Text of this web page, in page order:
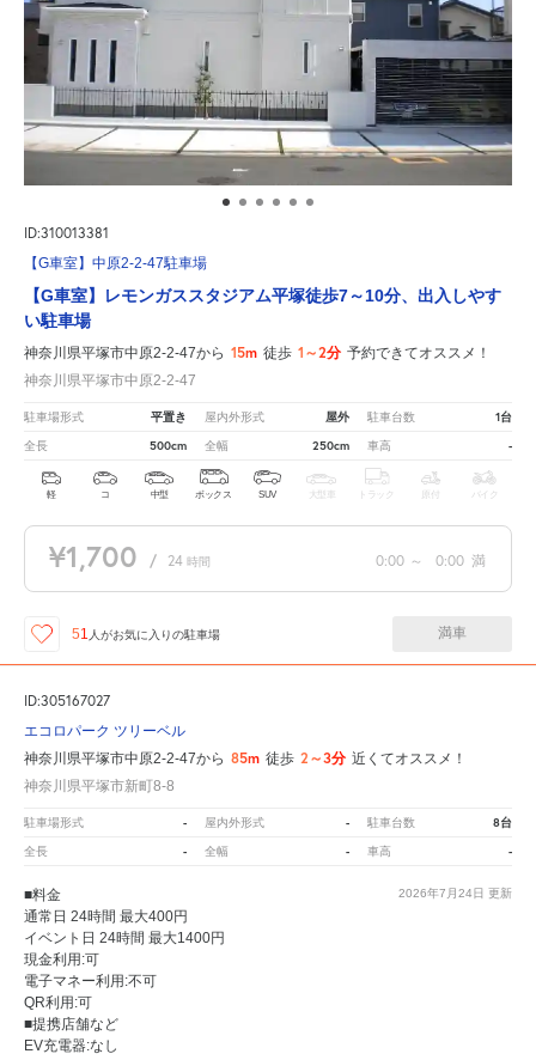
ID:310013381
【G車室】中原2-2-47駐車場
【G車室】レモンガススタジアム平塚徒歩7～10分、出入しやす
い駐車場
神奈川県平塚市中原2-2-47から 15m 徒歩 1～2分 予約できてオススメ！
神奈川県平塚市中原2-2-47
駐車場形式 平置き 屋内外形式 屋外 駐車台数 1台
全長 500cm 全幅 250cm 車高 -
軽 コ 中型 ボックス SUV 大型車 トラック 原付 バイク
¥1,700 / 24 時間 0:00 ～ 0:00 満
51 人がお気に入りの駐車場 満車
ID:305167027
エコロパーク ツリーベル
神奈川県平塚市中原2-2-47から 85m 徒歩 2～3分 近くてオススメ！
神奈川県平塚市新町8-8
駐車場形式 - 屋内外形式 - 駐車台数 8台
全長 - 全幅 - 車高 -
2026年7月24日 更新
■料金
通常日 24時間 最大400円
イベント日 24時間 最大1400円
現金利用:可
電子マネー利用:不可
QR利用:可
■提携店舗など
EV充電器:なし